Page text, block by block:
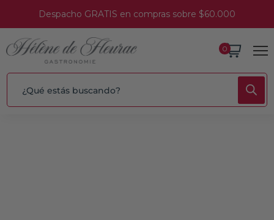
Despacho GRATIS en compras sobre $60.000
0